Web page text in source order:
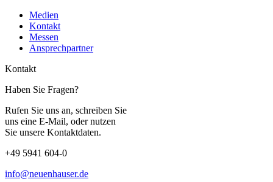
Medien
Kontakt
Messen
Ansprechpartner
Kontakt
Haben Sie Fragen?
Rufen Sie uns an, schreiben Sie
uns eine E-Mail, oder nutzen
Sie unsere Kontaktdaten.
+49 5941 604-0
info@neuenhauser.de